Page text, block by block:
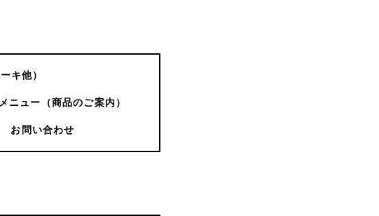
キ他）
メニュー（商品のご案内）
お問い合わせ